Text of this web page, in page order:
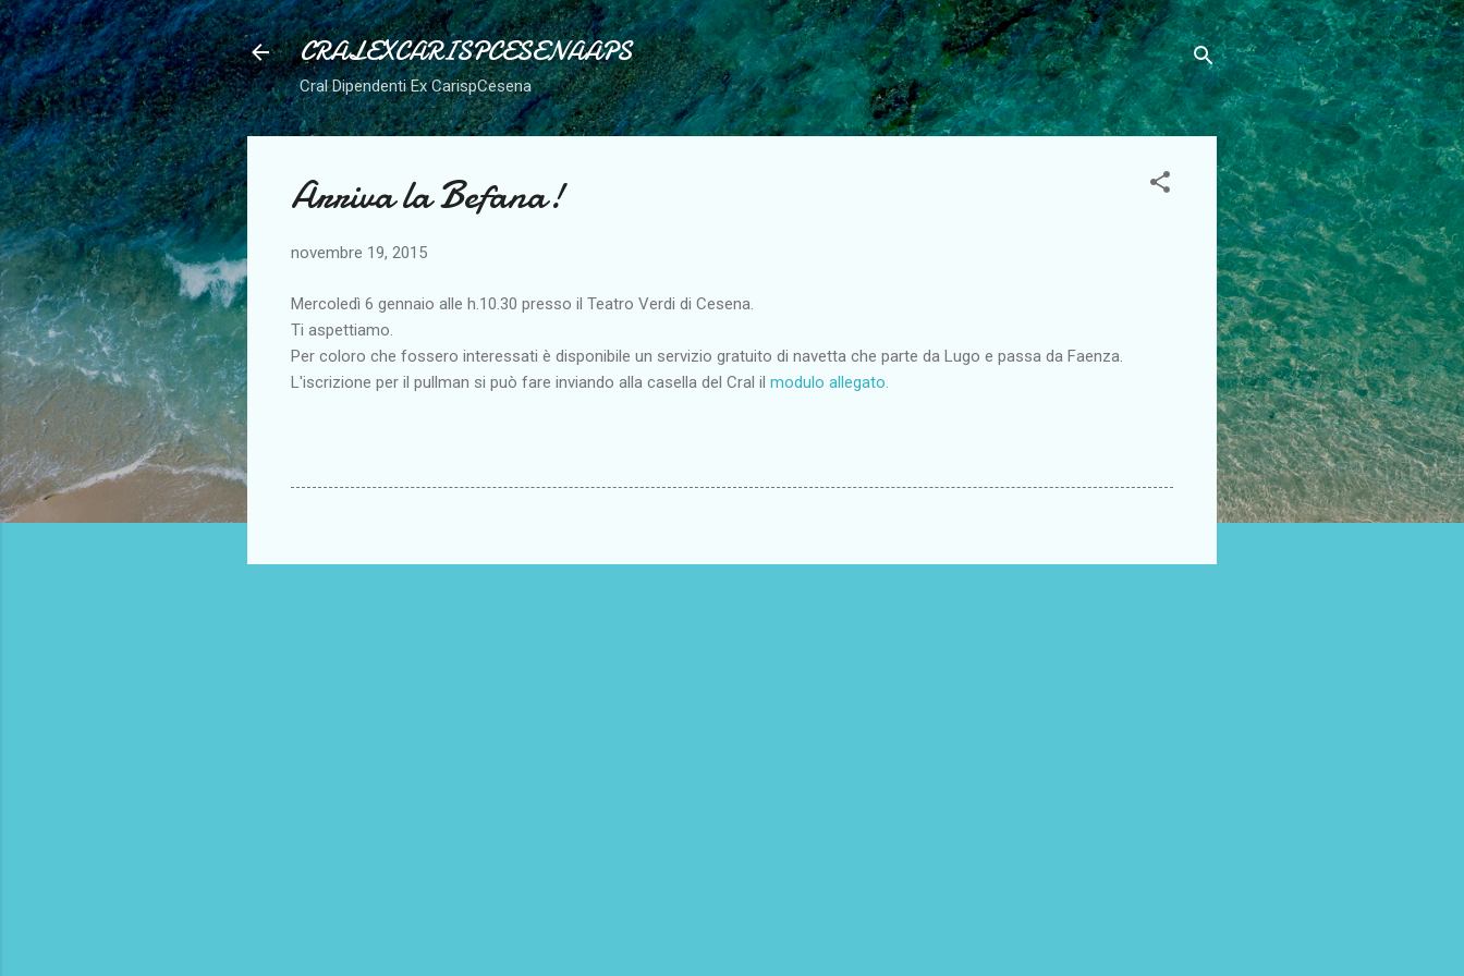
Passa ai contenuti principali
CRALEXCARISPCESENAAPS
Cral Dipendenti Ex CarispCesena
Arriva la Befana!
novembre 19, 2015
Mercoledì 6 gennaio alle h.10.30 presso il Teatro Verdi di Cesena.
Ti aspettiamo.
Per coloro che fossero interessati è disponibile un servizio gratuito di navetta che parte da Lugo e passa da Faenza.
L'iscrizione per il pullman si può fare inviando alla casella del Cral il modulo allegato.